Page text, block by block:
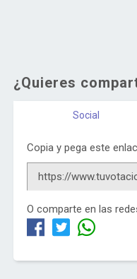
¿Quieres
Social
Copia y pega este
O comparte en las